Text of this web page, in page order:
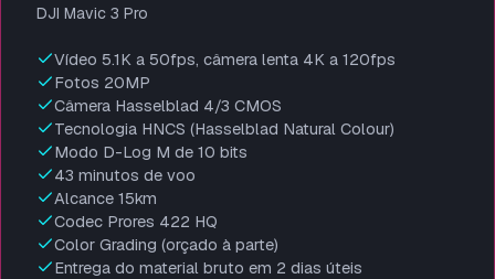
DJI Mavic 3 Pro
Vídeo 5.1K a 50fps, câmera lenta 4K a 120fps
Fotos 20MP
Câmera Hasselblad 4/3 CMOS
Tecnologia HNCS (Hasselblad Natural Colour)
Modo D-Log M de 10 bits
43 minutos de voo
Alcance 15km
Codec Prores 422 HQ
Color Grading (orçado à parte)
Entrega do material bruto em 2 dias úteis